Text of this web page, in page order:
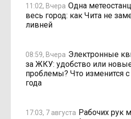
11:02, Вчера Одна
весь город: как Чита не
ливней
08:59, Вчера Электронные
за ЖКУ: удобство или
проблемы? Что изменится
года
17:03, 7 августа Рабочих рук